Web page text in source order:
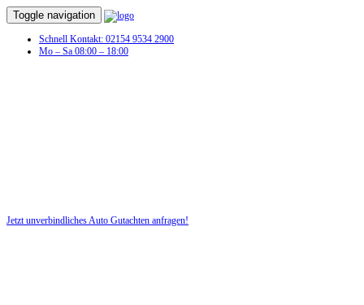
Toggle navigation
Schnell Kontakt: 02154 9534 2900
Mo – Sa 08:00 – 18:00
Jetzt unverbindliches Auto Gutachten anfragen!